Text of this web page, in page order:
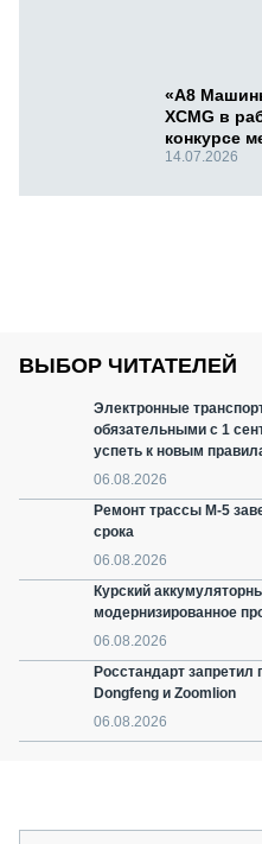
«А8
XCMG в
конкурсе
14.07.2026
ВЫБОР ЧИТАТЕЛЕЙ
Электронные
обязательными с 1
успеть к новым
06.08.2026
Ремонт трассы М-5
срока
06.08.2026
Курский
модернизированное
06.08.2026
Росстандарт
Dongfeng и Zoomlion
06.08.2026